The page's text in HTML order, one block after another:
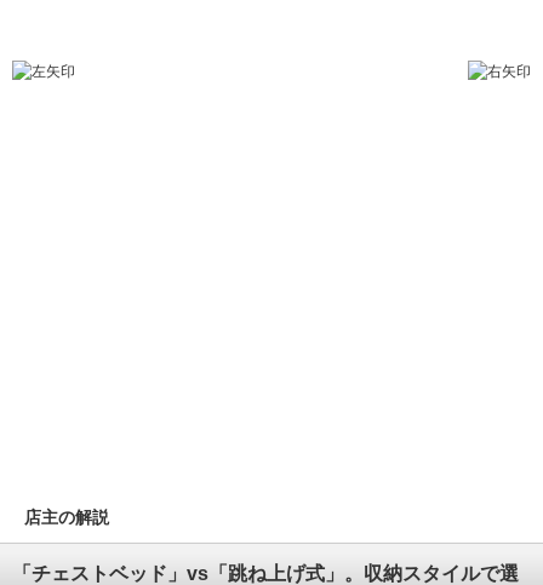
店主の解説
「チェストベッド」vs「跳ね上げ式」。収納スタイルで選